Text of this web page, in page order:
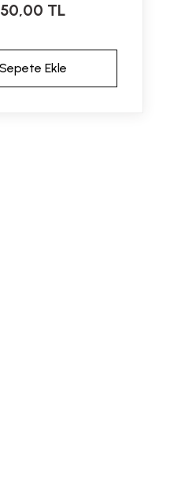
TL
Sepete Ekle